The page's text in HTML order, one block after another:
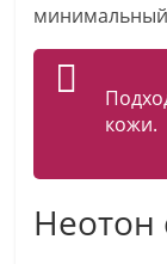
кожи.
Неотон